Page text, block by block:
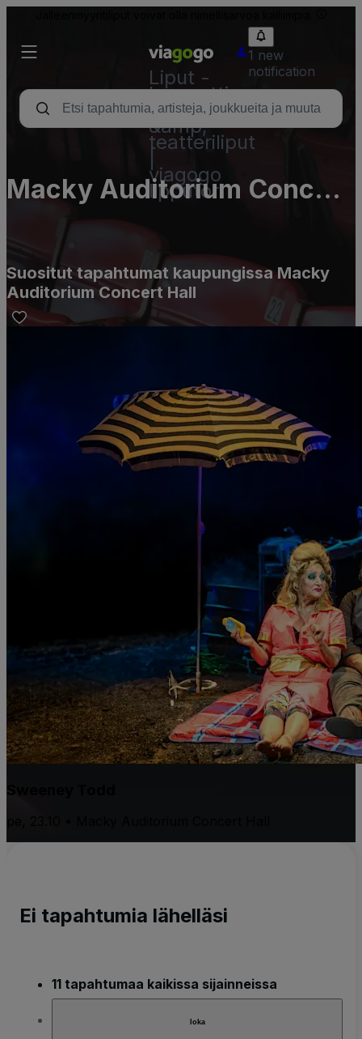
Liput -
konsertti,
urheilu
&amp;
teatteriliput
viagogo
lipputori
1 new
notification
Macky Auditorium Concert
Suositut tapahtumat kaupungissa Macky
Auditorium Concert Hall
Sweeney Todd
Ei tapahtumia lähelläsi
11 tapahtumaa kaikissa sijainneissa
loka